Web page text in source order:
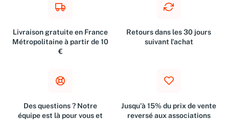
Livraison gratuite en France
Métropolitaine à partir de 10
€
Retours dans les 30 jours
suivant l'achat
Des questions ? Notre
équipe est là pour vous et
Jusqu'à 15% du prix de vente
reversé aux associations